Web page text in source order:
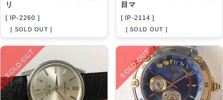
リ
[ IP-2260 ]
[ SOLD OUT ]
目マ
[ IP-2114 ]
[ SOLD OUT ]
SOLD-OUT SOLD-OUT